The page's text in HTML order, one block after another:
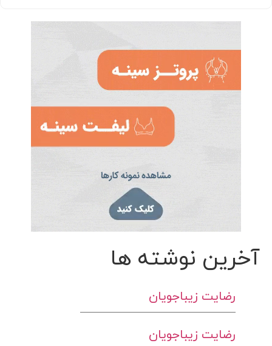
آخرین نوشته ها
رضایت زیباجویان
رضایت زیباجویان